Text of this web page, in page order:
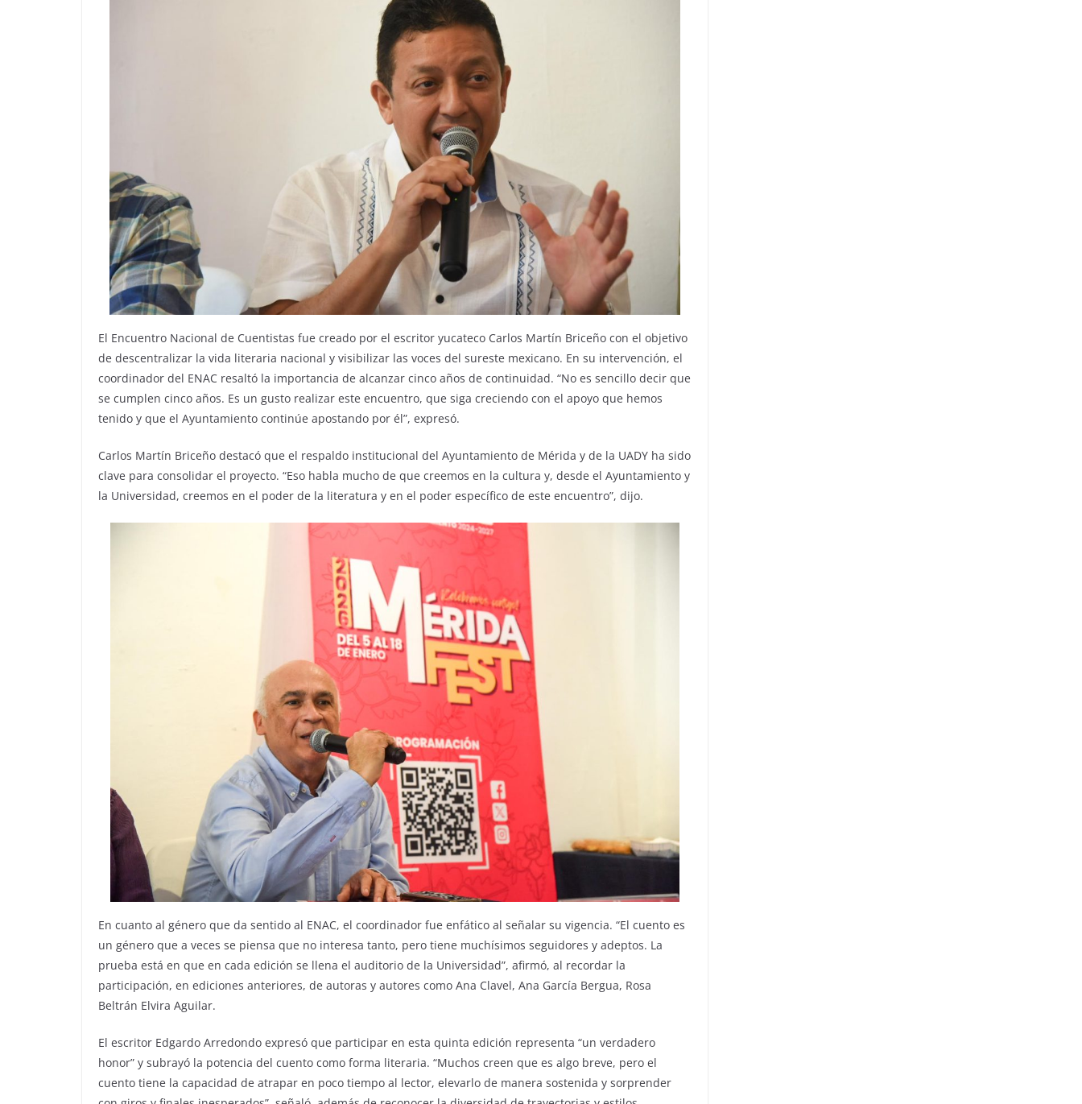
El Encuentro Nacional de Cuentistas fue creado por el escritor yucateco Carlos Martín Briceño con el objetivo
de descentralizar la vida literaria nacional y visibilizar las voces del sureste mexicano. En su intervención, el
coordinador del ENAC resaltó la importancia de alcanzar cinco años de continuidad. “No es sencillo decir que
se cumplen cinco años. Es un gusto realizar este encuentro, que siga creciendo con el apoyo que hemos
tenido y que el Ayuntamiento continúe apostando por él”, expresó.
Carlos Martín Briceño destacó que el respaldo institucional del Ayuntamiento de Mérida y de la UADY ha sido
clave para consolidar el proyecto. “Eso habla mucho de que creemos en la cultura y, desde el Ayuntamiento y
la Universidad, creemos en el poder de la literatura y en el poder específico de este encuentro”, dijo.
En cuanto al género que da sentido al ENAC, el coordinador fue enfático al señalar su vigencia. “El cuento es
un género que a veces se piensa que no interesa tanto, pero tiene muchísimos seguidores y adeptos. La
prueba está en que en cada edición se llena el auditorio de la Universidad”, afirmó, al recordar la
participación, en ediciones anteriores, de autoras y autores como Ana Clavel, Ana García Bergua, Rosa
Beltrán Elvira Aguilar.
El escritor Edgardo Arredondo expresó que participar en esta quinta edición representa “un verdadero
honor” y subrayó la potencia del cuento como forma literaria. “Muchos creen que es algo breve, pero el
cuento tiene la capacidad de atrapar en poco tiempo al lector, elevarlo de manera sostenida y sorprender